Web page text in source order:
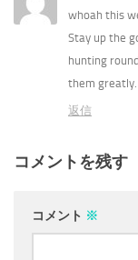
whoah this
Stay up the
hunting
them greatly.
返信
コメントを残す
コメント ※